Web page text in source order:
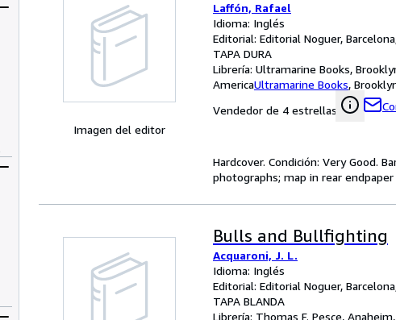
Imagen del editor
Laffón, Rafael
Idioma: Inglés
Editorial: Editorial Noguer,
TAPA DURA
Librería: Ultramarine Books,
AmericaUltramarine Books,
Vendedor de 4 estrellas
Hardcover. Condición: Very Good.
photographs; map in rear
Bulls and Bullfighting
Acquaroni, J. L.
Idioma: Inglés
Editorial: Editorial Noguer,
TAPA BLANDA
Librería: Thomas F. Pesce,